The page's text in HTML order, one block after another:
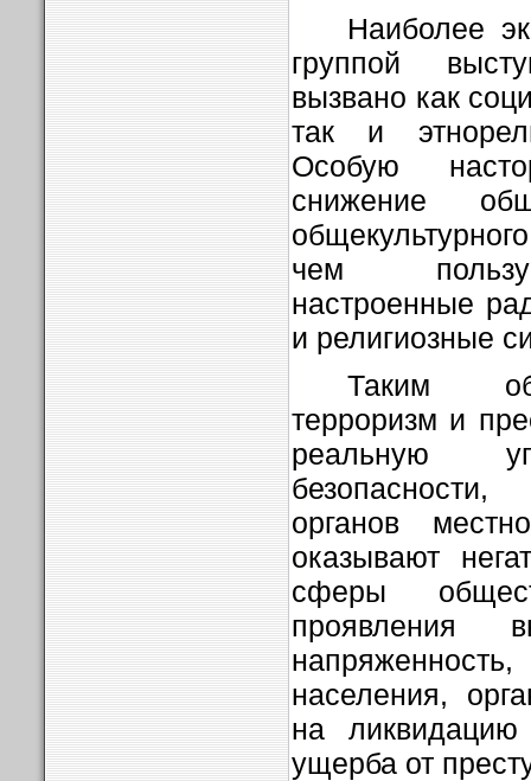
Наиболее
группой
вызвано как
так и
Особую
снижение
чем
настроенные
и религиозные
Таким
терроризм и
реальную
органов
оказывают
сферы
проявления
населения,
на ликвидацию
ущерба от